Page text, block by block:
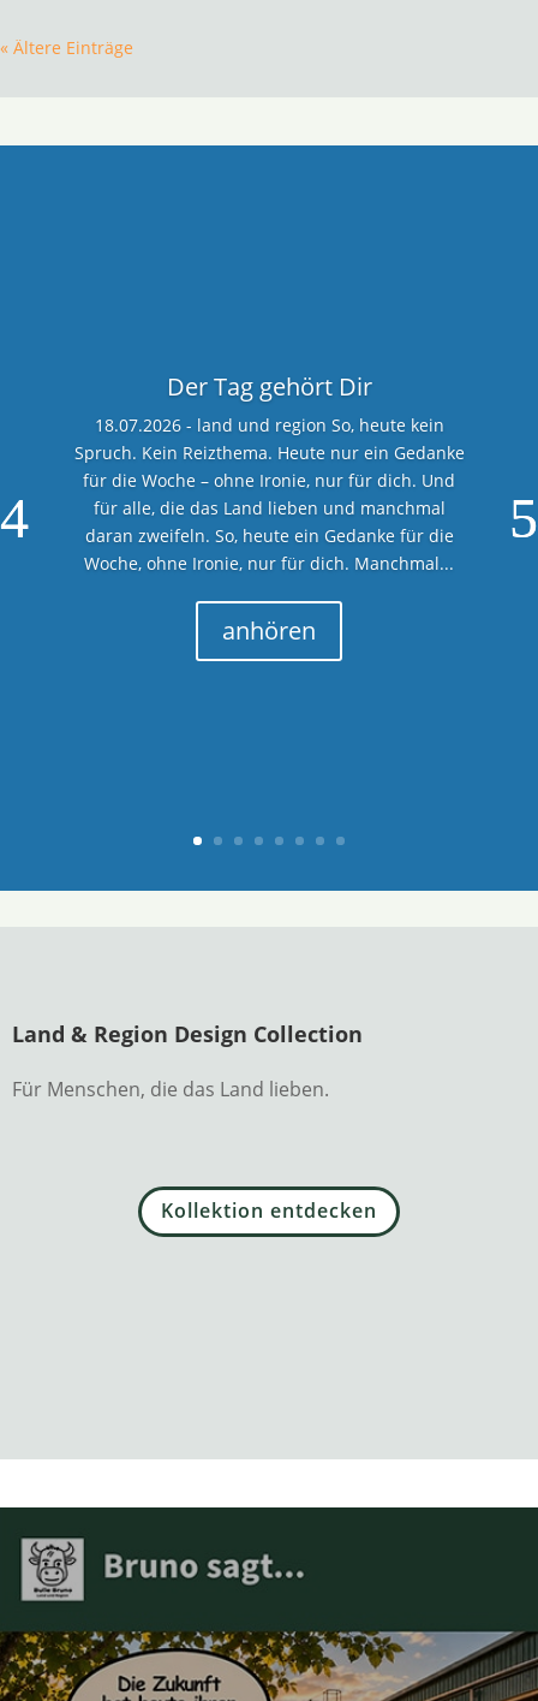
« Ältere Einträge
Der Tag gehört Dir
18.07.2026 - land und region So, heute kein
Spruch. Kein Reizthema. Heute nur ein Gedanke
für die Woche – ohne Ironie, nur für dich. Und
für alle, die das Land lieben und manchmal
daran zweifeln. So, heute ein Gedanke für die
Woche, ohne Ironie, nur für dich. Manchmal...
anhören
Land & Region Design Collection
Für Menschen, die das Land lieben.
Kollektion entdecken